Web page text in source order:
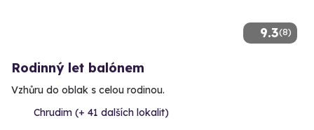
9.3(8)
Rodinný let balónem
Vzhůru do oblak s celou rodinou.
Chrudim (+ 41 dalších lokalit)